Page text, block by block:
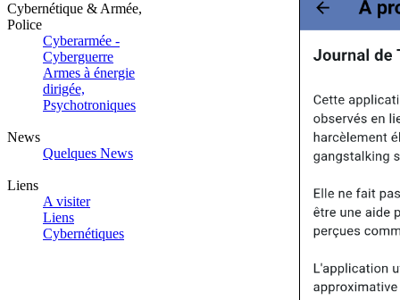
Cybernétique & Armée,
Police
Cyberarmée -
Cyberguerre
Armes à énergie
dirigée,
Psychotroniques
News
Quelques News
Liens
A visiter
Liens
Cybernétiques